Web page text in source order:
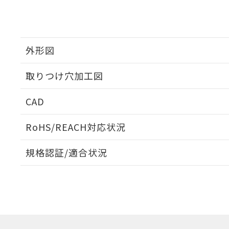
外形図
取りつけ穴加工図
CAD
RoHS/REACH対応状況
EU RoHS 注意事項・凡例
規格認証/適合状況